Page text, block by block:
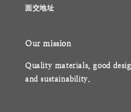
面交地址
Our mission
Quality materials, good
and sustainability.